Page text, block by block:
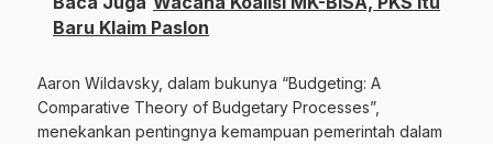
Baru Klaim Paslon
Aaron Wildavsky, dalam bukunya “Budgeting: A
Comparative Theory of Budgetary Processes”,
menekankan pentingnya kemampuan pemerintah dalam